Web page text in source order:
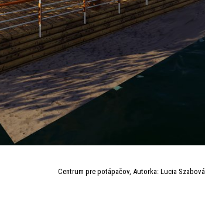
Centrum pre potápačov, Autorka: Lucia Szabová